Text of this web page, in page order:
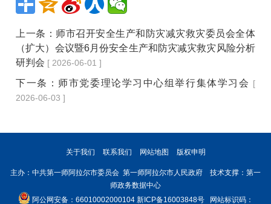
上一条： 师市召开安全生产和防灾减灾救灾委员会全体
（扩大）会议暨6月份安全生产和防灾减灾救灾风险分析
研判会 [ 2026-06-01 ]
下一条： 师市党委理论学习中心组举行集体学习会 [
2026-06-03 ]
关于我们 联系我们 网站地图 版权申明
主办：中共第一师阿拉尔市委员会 第一师阿拉尔市人民政府 技术支撑：第一
师政务数据中心
阿公网安备：66010002000104 新ICP备16003848号网站标识码：